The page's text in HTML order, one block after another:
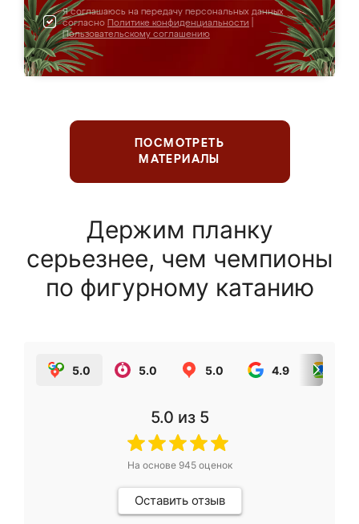
Я соглашаюсь на передачу персональных данных
согласно Политике конфиденциальности
Пользовательскому соглашению
ПОСМОТРЕТЬ
МАТЕРИАЛЫ
Держим планку
серьезнее, чем чемпионы
по фигурному катанию
5.0 5.0 5.0 4.9
5.0 из 5
На основе 945оценок
Оставить отзыв